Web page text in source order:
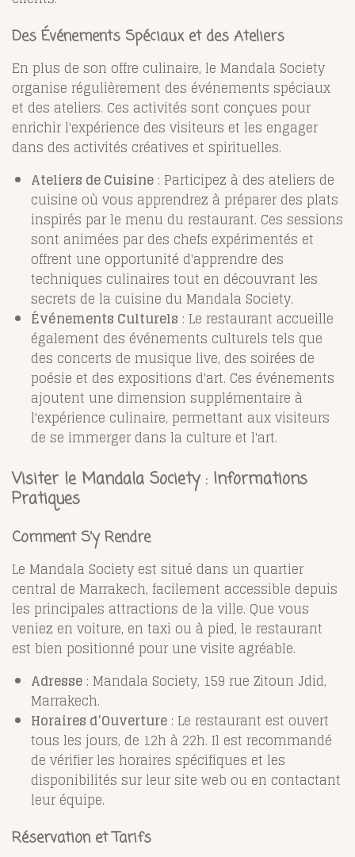
Des Événements Spéciaux et des Ateliers
En plus de son offre culinaire, le Mandala Society
organise régulièrement des événements spéciaux
et des ateliers. Ces activités sont conçues pour
enrichir l'expérience des visiteurs et les engager
dans des activités créatives et spirituelles.
Ateliers de Cuisine : Participez à des ateliers de
cuisine où vous apprendrez à préparer des plats
inspirés par le menu du restaurant. Ces sessions
sont animées par des chefs expérimentés et
offrent une opportunité d'apprendre des
techniques culinaires tout en découvrant les
secrets de la cuisine du Mandala Society.
Événements Culturels : Le restaurant accueille
également des événements culturels tels que
des concerts de musique live, des soirées de
poésie et des expositions d'art. Ces événements
ajoutent une dimension supplémentaire à
l'expérience culinaire, permettant aux visiteurs
de se immerger dans la culture et l'art.
Visiter le Mandala Society : Informations
Pratiques
Comment S’y Rendre
Le Mandala Society est situé dans un quartier
central de Marrakech, facilement accessible depuis
les principales attractions de la ville. Que vous
veniez en voiture, en taxi ou à pied, le restaurant
est bien positionné pour une visite agréable.
Adresse : Mandala Society, 159 rue Zitoun Jdid,
Marrakech.
Horaires d’Ouverture : Le restaurant est ouvert
tous les jours, de 12h à 22h. Il est recommandé
de vérifier les horaires spécifiques et les
disponibilités sur leur site web ou en contactant
leur équipe.
Réservation et Tarifs